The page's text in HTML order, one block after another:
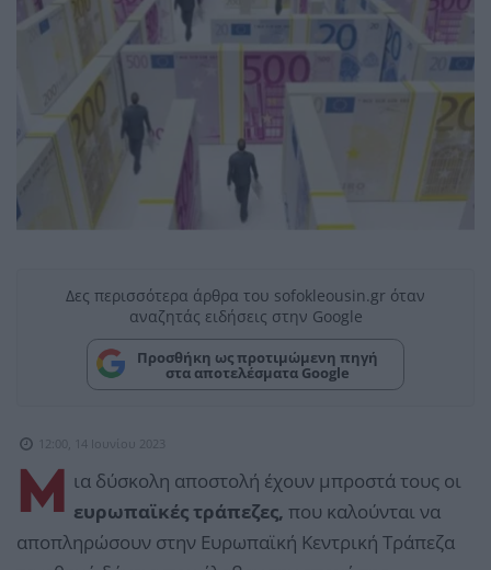
Δες περισσότερα άρθρα του sofokleousin.gr όταν
αναζητάς ειδήσεις στην Google
Προσθήκη ως προτιμώμενη πηγή
στα αποτελέσματα Google
12:00, 14 Ιουνίου 2023
Μ
ια δύσκολη αποστολή έχουν μπροστά τους οι
ευρωπαϊκές τράπεζες, που καλούνται να
αποπληρώσουν στην Ευρωπαϊκή Κεντρική Τράπεζα